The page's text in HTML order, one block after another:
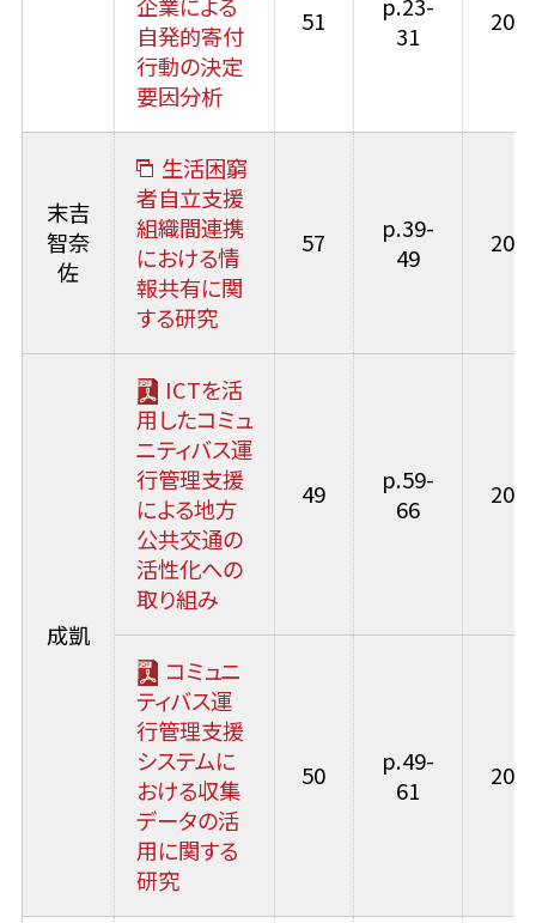
企業による
自発的寄付
行動の決定
要因分析
51
p.23-
31
末吉
智奈
佐
生活困窮
者自立支援
組織間連携
における情
報共有に関
する研究
57
p.39-
49
成凱
ICTを活
用したコミュ
ニティバス運
行管理支援
による地方
公共交通の
活性化への
取り組み
49
p.59-
66
コミュニ
ティバス運
行管理支援
システムに
おける収集
データの活
用に関する
研究
50
p.49-
61